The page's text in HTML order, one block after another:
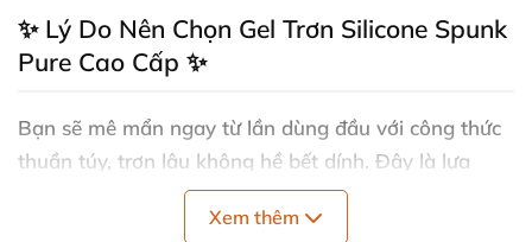
✨ Lý Do Nên Chọn Gel Trơn Silicone Spunk
Pure Cao Cấp ✨
Bạn sẽ mê mẩn ngay từ lần dùng đầu với công thức
thuần túy, trơn lâu không hề bết dính. Đây là lựa
chọn hàng đầu cho gel bôi trơn silicone bền bỉ, nâng
tầm trải nghiệm thân mật.
Xem thêm